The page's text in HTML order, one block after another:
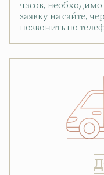
часов, необходимо
заявку на сайте,
позвонить по